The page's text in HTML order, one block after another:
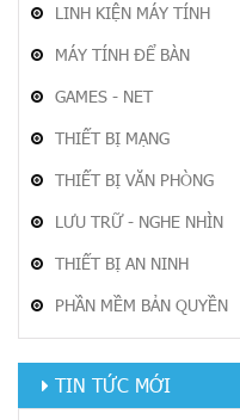
LINH KIỆN MÁY TÍNH
MÁY TÍNH ĐỂ BÀN
GAMES - NET
THIẾT BỊ MẠNG
THIẾT BỊ VĂN PHÒNG
LƯU TRỮ - NGHE NHÌN
THIẾT BỊ AN NINH
PHẦN MỀM BẢN QUYỀN
TIN TỨC MỚI